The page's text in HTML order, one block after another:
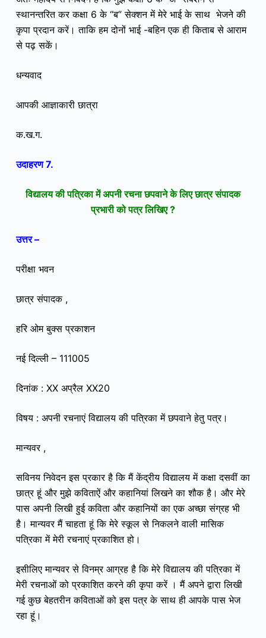
स्थानन्तरित कर कक्षा 6 के “ब” सेक्शन में मेरे भाई के साथ भेजने की
कृपा प्रदान करें। ताकि हम दोनों भाई -बहिन एक ही किताब से आराम
से पढ़ सकें।
धन्यवाद
आपकी आज्ञाकारी छात्रा
क.ख.ग.
उदाहरण 7.
विद्यालय की पत्रिका में अपनी रचना छपवाने के लिए छात्र संपादक
प्रभारी को पत्र लिखिए ?
उत्तर –
परीक्षा भवन
छात्र संपादक ,
हरि ओम बुक्स प्रकाशन
नई दिल्ली – 111005
दिनांक : XX अप्रैल XX20
विषय : अपनी रचनाएं विद्यालय की पत्रिका में छपवाने हेतु पत्र।
मान्यवर ,
सविनय निवेदन इस प्रकार है कि मैं केंद्रीय विद्यालय में कक्षा दसवीं का
छात्र हूं और मुझे कविताऐं और कहानियां लिखने का शौक है। और मेरे
पास अपनी लिखी हुई कविता और कहानियों का एक अच्छा संग्रह भी
है। मान्यवर मैं चाहता हूं कि मेरे स्कूल से निकलने वाली मासिक
पत्रिका में मेरी रचनाएं प्रकाशित हो।
इसीलिए मान्यवर से विनम्र आग्रह है कि मेरे विद्यालय की पत्रिका में
मेरी रचनाओं को प्रकाशित करने की कृपा करें ।मैं अपने द्वारा लिखी
गई कुछ बेहतरीन कविताओं को इस पत्र के साथ ही आपके पास भेज
रहा हूं।